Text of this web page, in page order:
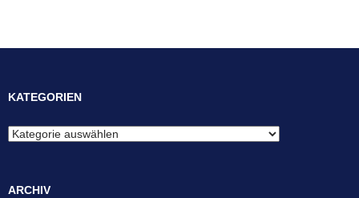
KATEGORIEN
Kategorien
ARCHIV